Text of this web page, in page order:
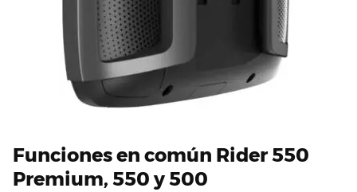
Funciones en común Rider 550
Premium, 550 y 500